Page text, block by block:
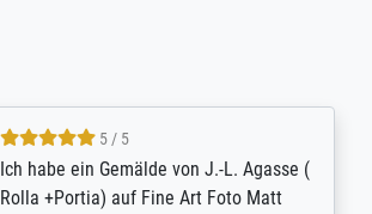
4.8 / 5
Qualité absolument irréprochable.
Extraordinaire diversité des thèmes